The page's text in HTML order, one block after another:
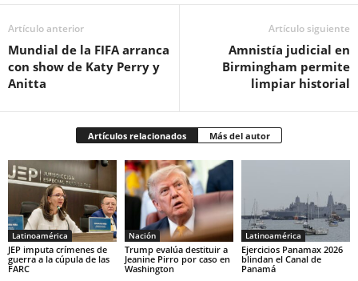
Artículo anterior
Mundial de la FIFA arranca
con show de Katy Perry y
Anitta
Artículo siguiente
Amnistía judicial en
Birmingham permite
limpiar historial
Artículos relacionados Más del autor
Latinoamérica
JEP imputa crímenes de
guerra a la cúpula de las
FARC
Nación
Trump evalúa destituir a
Jeanine Pirro por caso en
Washington
Latinoamérica
Ejercicios Panamax 2026
blindan el Canal de
Panamá